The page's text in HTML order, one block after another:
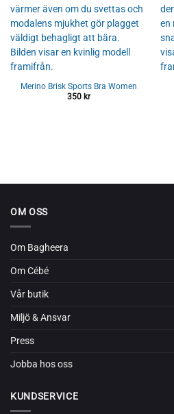
Merino Brisk Sports Bra Women
350 kr
OM OSS
Om Bagheera
Om Cébé
Vår butik
Miljö & Ansvar
Press
Jobba hos oss
KUNDSERVICE